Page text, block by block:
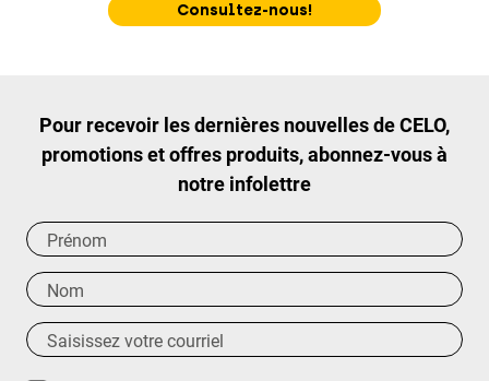
Consultez-nous!
Pour recevoir les dernières nouvelles de CELO,
promotions et offres produits, abonnez-vous à
notre infolettre